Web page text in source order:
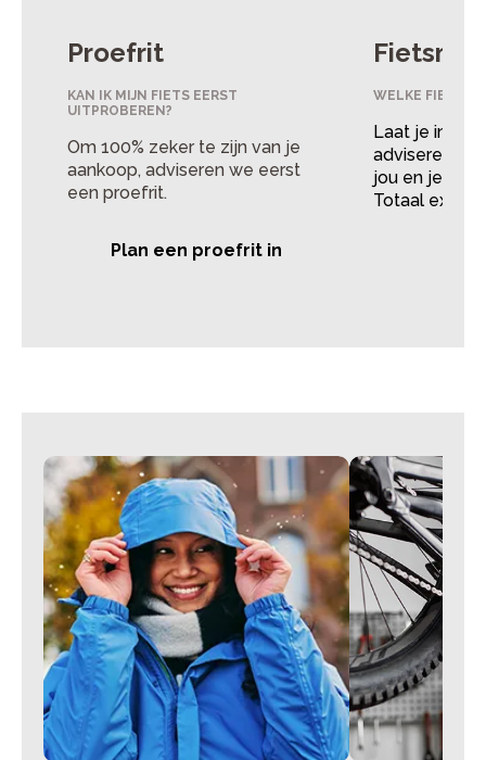
Proefrit
KAN IK MIJN FIETS EERST
UITPROBEREN?
Om 100% zeker te zijn van je
aankoop, adviseren we eerst
een proefrit.
Plan een proefrit in
WELKE FIETS
Laat je in de
adviseren
jou en je
Totaal